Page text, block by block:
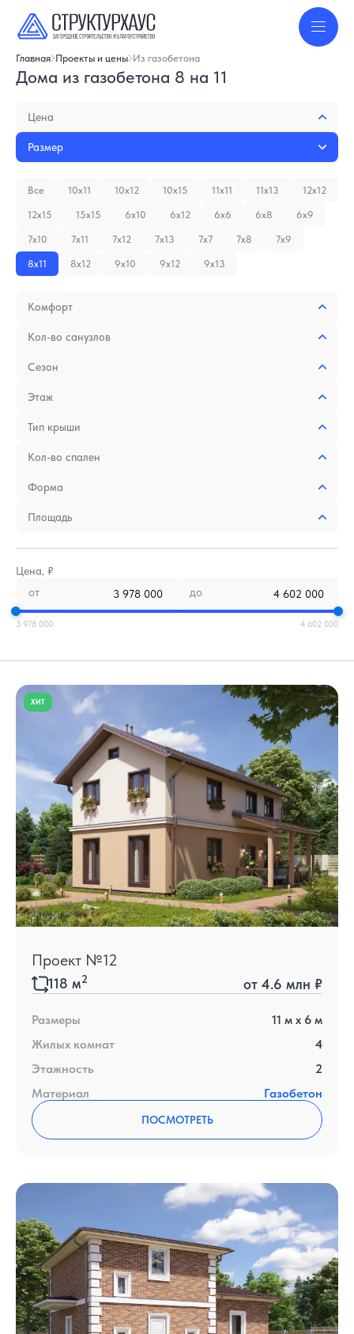
Главная Проекты и цены Из газобетона
Дома из газобетона 8 на 11
Цена
Размер
Все 10x11 10x12 10x15 11x11 11x13 12x12
12x15 15x15 6x10 6x12 6x6 6x8 6x9
7x10 7x11 7x12 7x13 7x7 7x8 7x9
8x11 8x12 9x10 9x12 9x13
Комфорт
Кол-во санузлов
Сезон
Этаж
Тип крыши
Кол-во спален
Форма
Площадь
Цена, ₽
от до
3 978 000 4 602 000
ХИТ
Проект №12
118 м2 от 4.6 млн ₽
Размеры 11 м x 6 м
Жилых комнат
4
Этажность
2
Материал
Газобетон
ПОСМОТРЕТЬ